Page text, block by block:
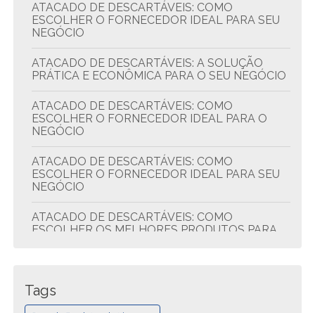
ATACADO DE DESCARTÁVEIS: COMO
ESCOLHER O FORNECEDOR IDEAL PARA SEU
NEGÓCIO
ATACADO DE DESCARTÁVEIS: A SOLUÇÃO
PRÁTICA E ECONÔMICA PARA O SEU NEGÓCIO
ATACADO DE DESCARTÁVEIS: COMO
ESCOLHER O FORNECEDOR IDEAL PARA O
NEGÓCIO
ATACADO DE DESCARTÁVEIS: COMO
ESCOLHER O FORNECEDOR IDEAL PARA SEU
NEGÓCIO
ATACADO DE DESCARTÁVEIS: COMO
ESCOLHER OS MELHORES PRODUTOS PARA
ECONOMIZAR E COMPRAR MELHOR
Tags